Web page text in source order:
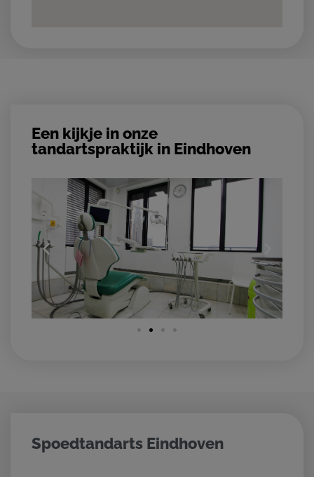
Een kijkje in onze
tandartspraktijk in Eindhoven
Spoedtandarts Eindhoven